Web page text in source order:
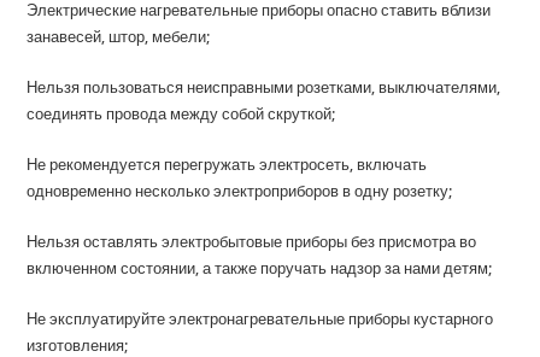
Электрические нагревательные приборы опасно ставить вблизи
занавесей, штор, мебели;
Нельзя пользоваться неисправными розетками, выключателями,
соединять провода между собой скруткой;
Не рекомендуется перегружать электросеть, включать
одновременно несколько электроприборов в одну розетку;
Нельзя оставлять электробытовые приборы без присмотра во
включенном состоянии, а также поручать надзор за нами детям;
Не эксплуатируйте электронагревательные приборы кустарного
изготовления;